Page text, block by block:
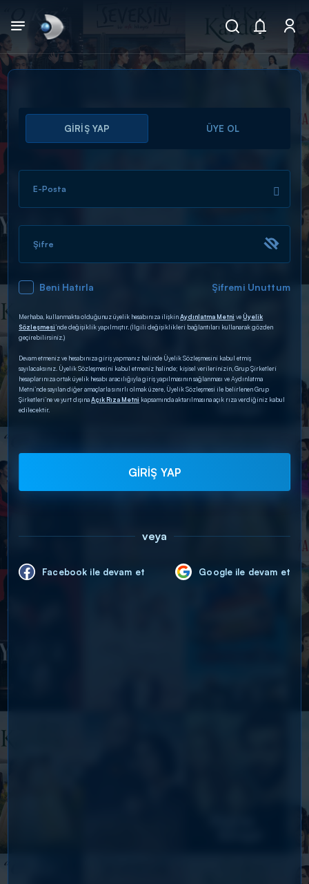
Arama
ARAMA SONUÇLARI
DİĞER SONUÇLAR
GİRİŞ YAP ÜYE OL
E-Posta
Şifre
Beni Hatırla Şifremi Unuttum
Merhaba, kullanmakta olduğunuz üyelik hesabınıza ilişkinAydınlatma Metni veÜyelik
Sözleşmesi’nde değişiklik yapılmıştır. (İlgili değişiklikleri bağlantıları kullanarak gözden
geçirebilirsiniz.)
Devam etmeniz ve hesabınıza giriş yapmanız halinde Üyelik Sözleşmesini kabul etmiş
sayılacaksınız. Üyelik Sözleşmesini kabul etmeniz halinde; kişisel verilerinizin, Grup Şirketleri
hesaplarınıza ortak üyelik hesabı aracılığıyla giriş yapılmasının sağlanması ve Aydınlatma
Metni’nde sayılan diğer amaçlarla sınırlı olmak üzere, Üyelik Sözleşmesi ile belirlenen Grup
Şirketleri’ne ve yurt dışınaAçık Rıza Metni kapsamında aktarılmasına açık rıza verdiğiniz kabul
edilecektir.
GİRİŞ YAP
veya
Facebook ile devam et Google ile devam et